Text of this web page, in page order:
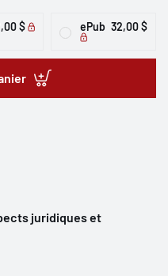
$ ePub 32,00 $
juridiques et